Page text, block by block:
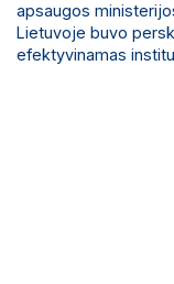
apsaugos
Lietuvoje buvo
efektyvinamas